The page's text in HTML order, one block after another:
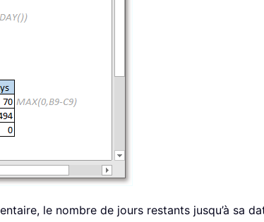
le nombre de jours restants jusqu’à sa